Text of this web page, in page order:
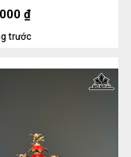
23 Cao 14
trước
₫